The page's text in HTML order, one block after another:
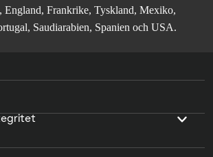
England, Frankrike, Tyskland, Mexiko,
Saudiarabien, Spanien och USA.